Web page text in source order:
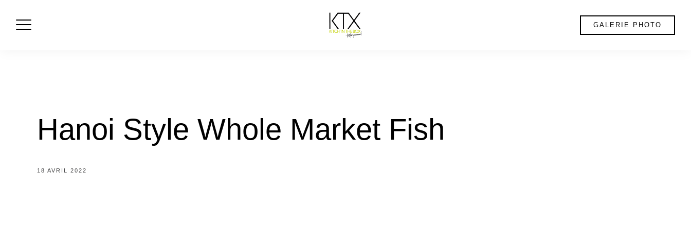
GALERIE PHOTO
Hanoi Style Whole Market Fish
18 AVRIL 2022